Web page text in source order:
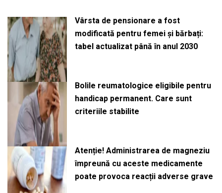
Vârsta de pensionare a fost
modificată pentru femei și bărbați:
tabel actualizat până în anul 2030
Bolile reumatologice eligibile pentru
handicap permanent. Care sunt
criteriile stabilite
Atenție! Administrarea de magneziu
împreună cu aceste medicamente
poate provoca reacții adverse grave